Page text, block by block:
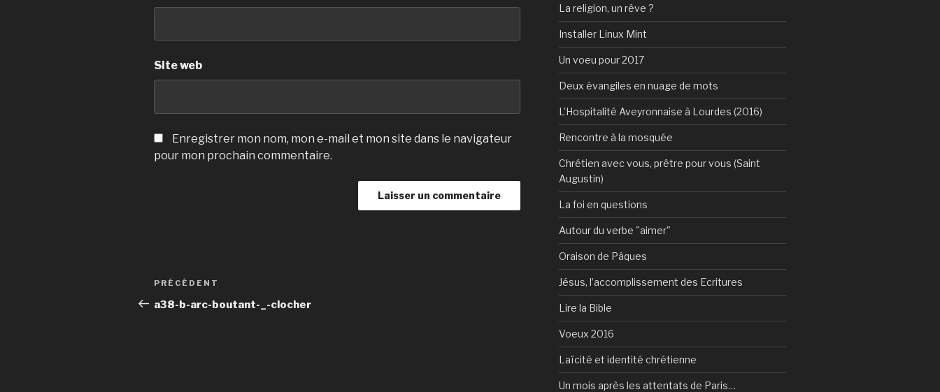
Site web
Enregistrer mon nom, mon e-mail et mon site dans le navigateur
pour mon prochain commentaire.
Navigation
de
Article
précédent
PRÉCÉDENT
a38-b-arc-boutant-_-clocher
La religion, un rêve ?
Installer Linux Mint
Un voeu pour 2017
Deux évangiles en nuage de mots
L’Hospitalité Aveyronnaise à Lourdes (2016)
Rencontre à la mosquée
Chrétien avec vous, prêtre pour vous (Saint
Augustin)
La foi en questions
Autour du verbe "aimer"
Oraison de Pâques
Jésus, l’accomplissement des Ecritures
Lire la Bible
Voeux 2016
Laïcité et identité chrétienne
Un mois après les attentats de Paris…